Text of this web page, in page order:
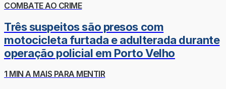
COMBATE AO CRIME
Três suspeitos são presos com
motocicleta furtada e adulterada durante
operação policial em Porto Velho
1 MIN A MAIS PARA MENTIR